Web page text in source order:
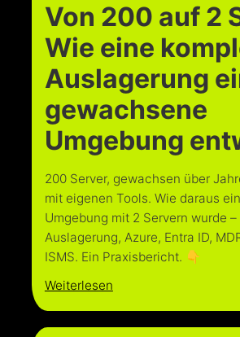
Von 200 auf 2
Wie eine
Auslagerung
gewachsene
Umgebung
200 Server, gewachsen über
mit eigenen Tools. Wie daraus
Umgebung mit 2 Servern wurde
Auslagerung, Azure, Entra ID,
ISMS. Ein Praxisbericht. 👇
Weiterlesen